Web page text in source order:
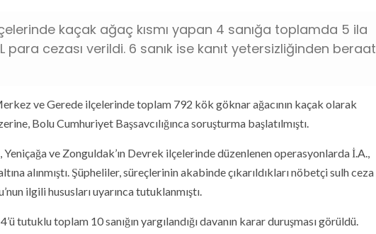
kaçak ağaç kısmı yapan 4 sanığa toplamda 5 ila
para cezası verildi. 6 sanık ise kanıt yetersizliğinden beraat
ve Gerede ilçelerinde toplam 792 kök göknar ağacının kaçak olarak
Bolu Cumhuriyet Başsavcılığınca soruşturma başlatılmıştı.
ve Zonguldak’ın Devrek ilçelerinde düzenlenen operasyonlarda İ.A.,
alınmıştı. Şüpheliler, süreçlerinin akabinde çıkarıldıkları nöbetçi sulh ceza
ilgili hususları uyarınca tutuklanmıştı.
tutuklu toplam 10 sanığın yargılandığı davanın karar duruşması görüldü.